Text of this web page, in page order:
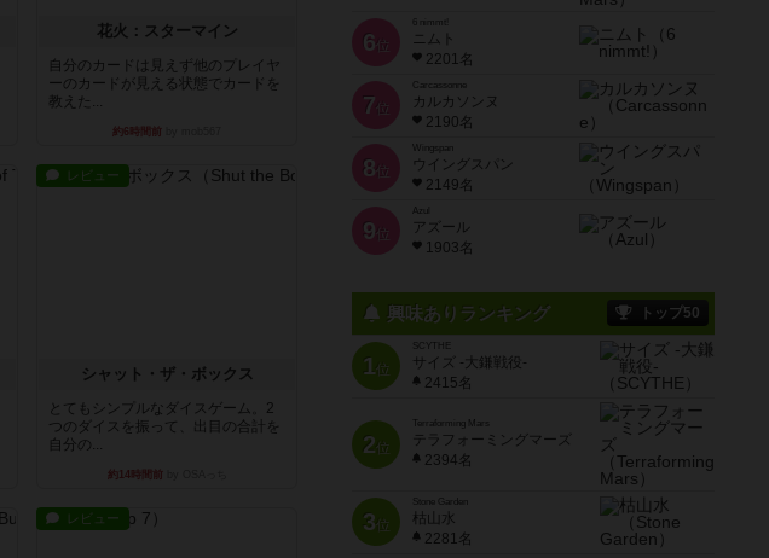
花火：スターマイン
自分のカードは見えず他のプレイヤ
ーのカードが見える状態でカードを
教えた...
約6時間前
レビュー
シャット・ザ・ボックス
とてもシンプルなダイスゲーム。2
つのダイスを振って、出目の合計を
自分の...
約14時間前
レビュー
6 位
ニムト
2201名
7 位
Carcassonne
カルカソンヌ
2190名
8 位
Wingspan
ウイングスパン
2149名
9 位
Azul
アズール
1903名
興味ありランキング トップ50
1位
SCYTHE
サイズ -大鎌戦役-
2415名
2位
Terraforming Mars
テラフォーミングマーズ
2394名
3位
Stone Garden
枯山水
2281名